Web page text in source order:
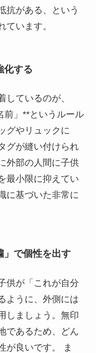
抗がある、という
ています。
化する
しているのが、
前」**というルール
グやリュックに
グが縫い付けられ
外部の人間に子供
最小限に抑えてい
に基づいた非常に
」で個性を出す
供が「これが自分
ように、外側には
しましょう。無印
であるため、どん
が良いです。 ま